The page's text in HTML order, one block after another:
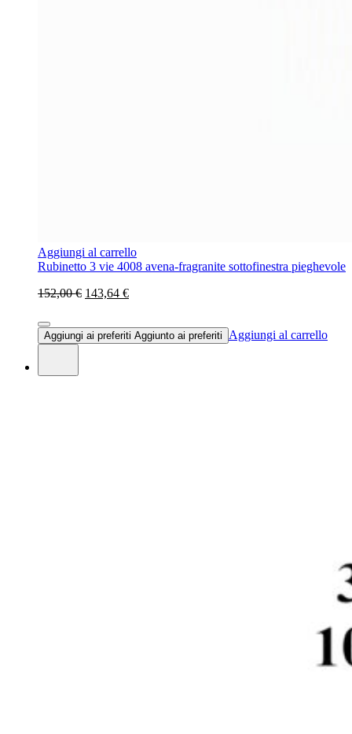
Aggiungi al carrello
Rubinetto 3 vie 4008 avena-fragranite sottofinestra pieghevole
152,00 € 143,64 €
Aggiungi ai preferiti Aggiunto ai preferiti Aggiungi al carrello